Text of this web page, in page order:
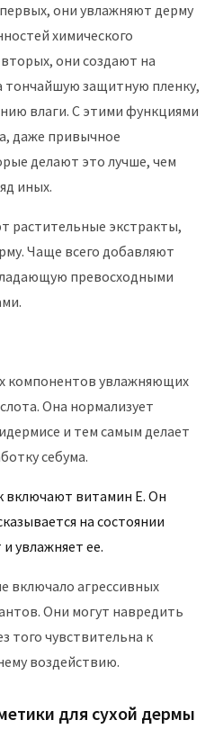
они увлажняют дерму
химического
они создают на
тончайшую защитную пленку,
влаги. С этими функциями
даже привычное
делают это лучше, чем
иных.
растительные экстракты,
Чаще всего добавляют
превосходными
компонентов увлажняющих
Она нормализует
и тем самым делает
себума.
включают витамин Е. Он
на состоянии
увлажняет ее.
включало агрессивных
Они могут навредить
того чувствительна к
воздействию.
для сухой дермы